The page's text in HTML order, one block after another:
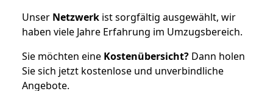
Unser Netzwerk ist sorgfältig ausgewählt, wir
haben viele Jahre Erfahrung im Umzugsbereich.
Sie möchten eine Kostenübersicht? Dann holen
Sie sich jetzt kostenlose und unverbindliche
Angebote.